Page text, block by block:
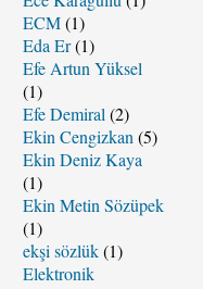
ECM(1)
Eda Er(1)
Efe Artun Yüksel
(1)
Efe Demiral (2)
Ekin Cengizkan (5)
Ekin Deniz Kaya
(1)
Ekin Metin Sözüpek
(1)
ekşi sözlük(1)
Elektronik